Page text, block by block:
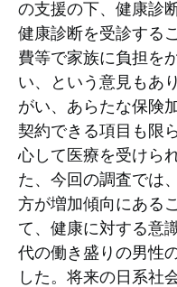
の支援の下、健康診
健康診断を受診する
費等で家族に負担を
い、という意見もあ
がい、あらたな保険
契約できる項目も限
心して医療を受けら
た、今回の調査では
方が増加傾向にある
て、健康に対する意
代の働き盛りの男性
した。将来の日系社